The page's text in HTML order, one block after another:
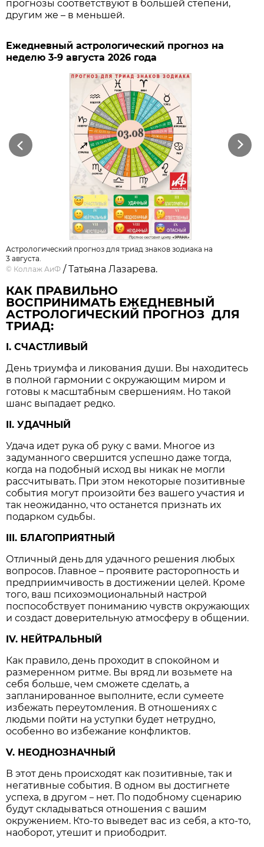
прогнозы соответствуют в большей степени,
другим же – в меньшей.
Ежедневный астрологический прогноз на
неделю 3-9 августа 2026 года
Previous Next
Астрологический прогноз для триад знаков зодиака на
3 августа.
© Коллаж АиФ / Татьяна Лазарева.
КАК ПРАВИЛЬНО
ВОСПРИНИМАТЬ ЕЖЕДНЕВНЫЙ
АСТРОЛОГИЧЕСКИЙ ПРОГНОЗ ДЛЯ
ТРИАД:
I. СЧАСТЛИВЫЙ
День триумфа и ликования души. Вы находитесь
в полной гармонии с окружающим миром и
готовы к масштабным свершениям. Но такой
шанс выпадает редко.
II. УДАЧНЫЙ
Удача идет рука об руку с вами. Многое из
задуманного свершится успешно даже тогда,
когда на подобный исход вы никак не могли
рассчитывать. При этом некоторые позитивные
события могут произойти без вашего участия и
так неожиданно, что останется признать их
подарком судьбы.
III. БЛАГОПРИЯТНЫЙ
Отличный день для удачного решения любых
вопросов. Главное – проявите расторопность и
предприимчивость в достижении целей. Кроме
того, ваш психоэмоциональный настрой
поспособствует пониманию чувств окружающих
и создаст доверительную атмосферу в общении.
IV. НЕЙТРАЛЬНЫЙ
Как правило, день проходит в спокойном и
размеренном ритме. Вы вряд ли возьмете на
себя больше, чем сможете сделать, а
запланированное выполните, если сумеете
избежать переутомления. В отношениях с
людьми пойти на уступки будет нетрудно,
особенно во избежание конфликтов.
V. НЕОДНОЗНАЧНЫЙ
В этот день происходят как позитивные, так и
негативные события. В одном вы достигнете
успеха, в другом– нет. По подобному сценарию
будут складываться отношения с вашим
окружением. Кто-то выведет вас из себя, а кто-то,
наоборот, утешит и приободрит.